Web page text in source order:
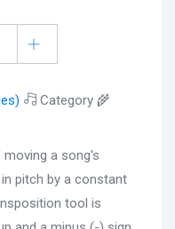
Category 🌾
a song's
pitch by a constant
tool is